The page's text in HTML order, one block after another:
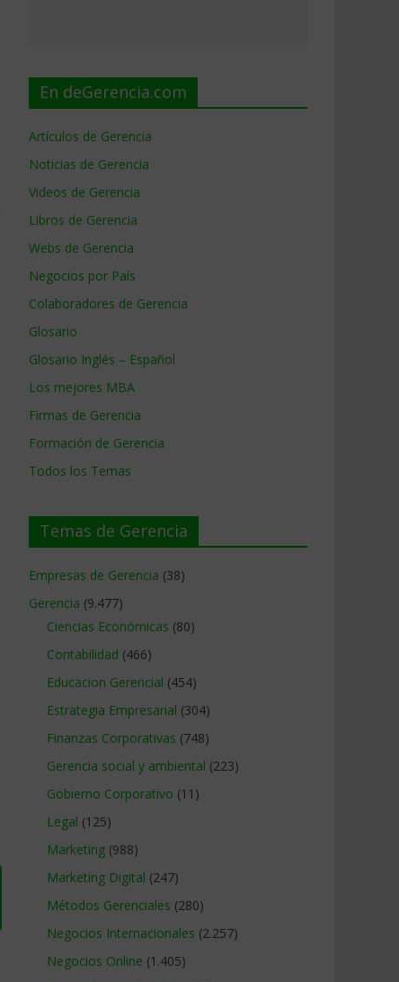
En deGerencia.com
Artículos de Gerencia
Noticias de Gerencia
Videos de Gerencia
Libros de Gerencia
Webs de Gerencia
Negocios por País
Colaboradores de Gerencia
Glosario
Glosario Inglés – Español
Los mejores MBA
Firmas de Gerencia
Formación de Gerencia
Todos los Temas
Temas de Gerencia
Empresas de Gerencia (38)
Gerencia (9.477)
Ciencias Económicas (80)
Contabilidad (466)
Educacion Gerencial (454)
Estrategia Empresarial (304)
Finanzas Corporativas (748)
Gerencia social y ambiental (223)
Gobierno Corporativo (11)
Legal (125)
Marketing (988)
Marketing Digital (247)
Métodos Gerenciales (280)
Negocios Internacionales (2.257)
Negocios Online (1.405)